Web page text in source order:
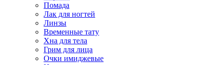
Помада
Лак для ногтей
Линзы
Временные тату
Хна для тела
Грим для лица
Очки имиджевые